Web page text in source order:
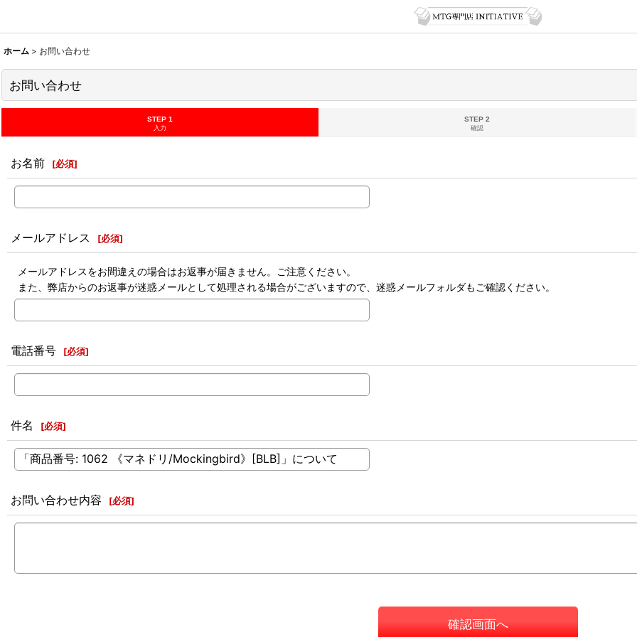
ホーム > お問い合わせ
お問い合わせ
STEP 1
入力
STEP 2
確認
お名前 [必須]
メールアドレス [必須]
メールアドレスをお間違えの場合はお返事が届きません。ご注意ください。
また、弊店からのお返事が迷惑メールとして処理される場合がございますので、迷惑メールフォルダもご確認ください。
電話番号 [必須]
件名 [必須]
お問い合わせ内容 [必須]
確認画面へ